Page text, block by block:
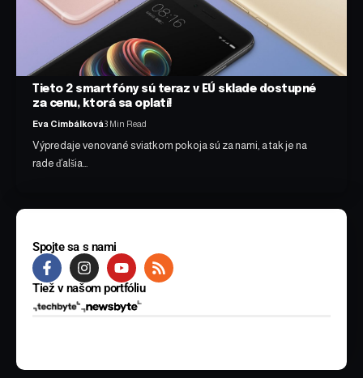
Tieto 2 smartfóny sú teraz v EÚ sklade dostupné
za cenu, ktorá sa oplatí!
Eva Cimbálková3 Min Read
Výpredaje venované sviatkom pokoja sú za nami, a tak je na
rade ďalšia…
Spojte sa s nami
Tiež v našom portfóliu